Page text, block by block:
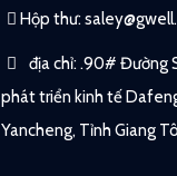
Hộp thư:
địa chỉ: .90# Đường
phát triển kinh tế
Yancheng, Tỉnh Giang